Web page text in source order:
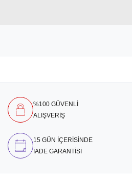
%100 GÜVENLİ
ALIŞVERİŞ
15 GÜN İÇERİSİNDE
İADE GARANTİSİ